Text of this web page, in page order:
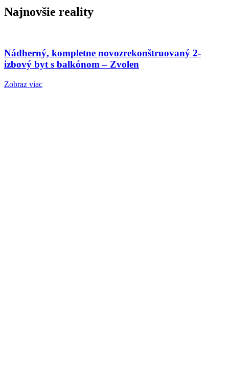
Najnovšie reality
Nádherný, kompletne novozrekonštruovaný 2-
izbový byt s balkónom – Zvolen
Zobraz viac